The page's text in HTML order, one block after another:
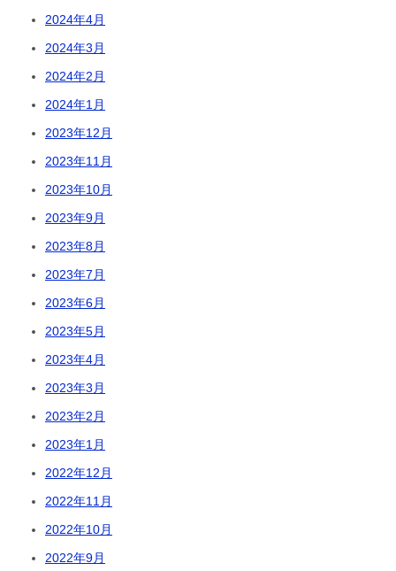
2024年4月
2024年3月
2024年2月
2024年1月
2023年12月
2023年11月
2023年10月
2023年9月
2023年8月
2023年7月
2023年6月
2023年5月
2023年4月
2023年3月
2023年2月
2023年1月
2022年12月
2022年11月
2022年10月
2022年9月